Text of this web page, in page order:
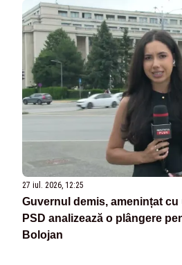
27 iul. 2026, 12:25
Guvernul demis, amenințat
PSD analizează o plângere
Bolojan